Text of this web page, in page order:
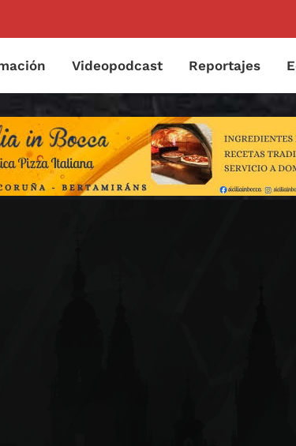
Videopodcast Reportajes